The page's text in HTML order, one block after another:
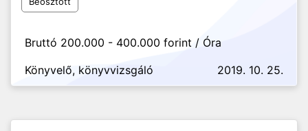
Bruttó 200.000 - 400.000 forint / Óra
Könyvelő, könyvvizsgáló
2019. 10. 25.